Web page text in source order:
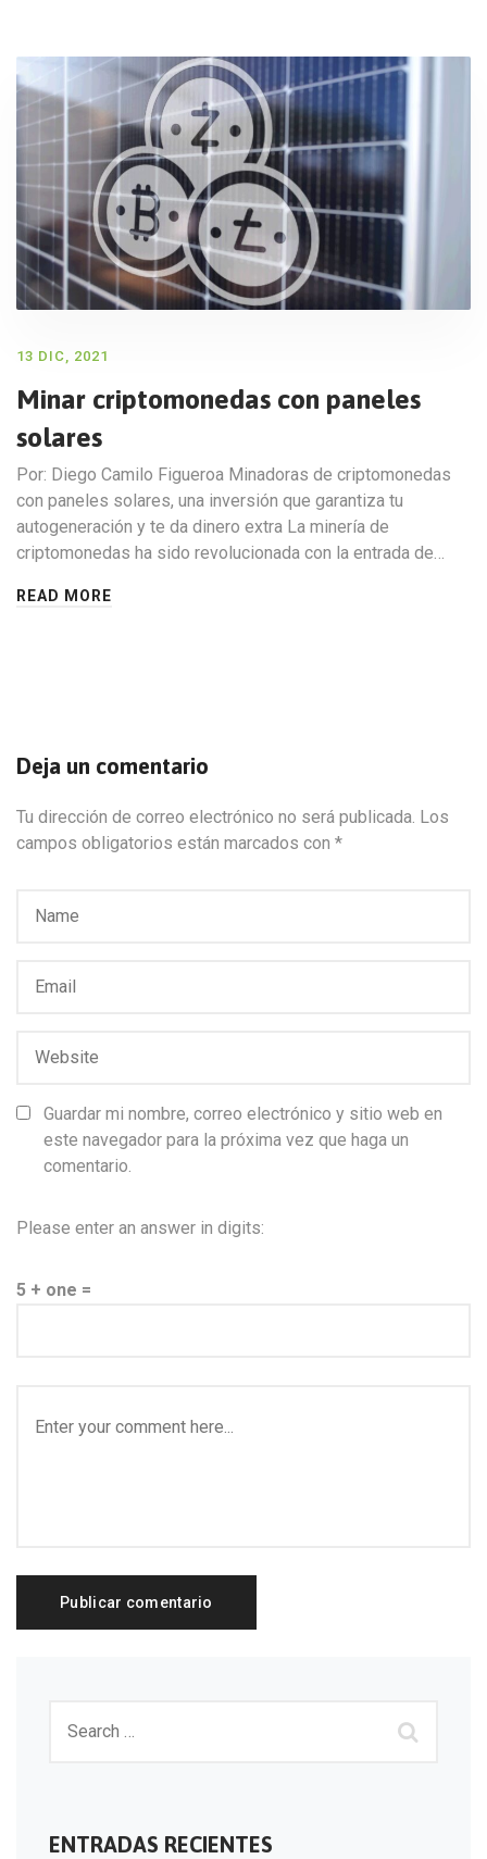
13 DIC, 2021
Minar criptomonedas con paneles
solares
Por: Diego Camilo Figueroa Minadoras de criptomonedas
con paneles solares, una inversión que garantiza tu
autogeneración y te da dinero extra La minería de
criptomonedas ha sido revolucionada con la entrada de…
READ MORE
Deja un comentario
Tu dirección de correo electrónico no será publicada. Los
campos obligatorios están marcados con *
Guardar mi nombre, correo electrónico y sitio web en
este navegador para la próxima vez que haga un
comentario.
Please enter an answer in digits:
5 + one =
ENTRADAS RECIENTES